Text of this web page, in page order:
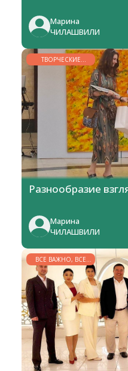
Марина
ЧИЛАШВИЛИ
ТВОРЧЕСКИЕ
ГОРИЗОНТЫ
Разнообразие
Марина
ЧИЛАШВИЛИ
ВСЕ ВАЖНО, ВСЕ
НУЖНО